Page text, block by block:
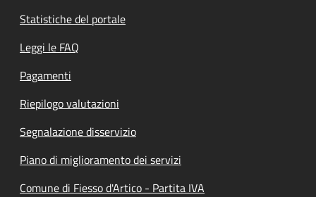
Statistiche del portale
Leggi le FAQ
Pagamenti
Riepilogo valutazioni
Segnalazione disservizio
Piano di miglioramento dei servizi
Comune di Fiesso d'Artico - Partita IVA